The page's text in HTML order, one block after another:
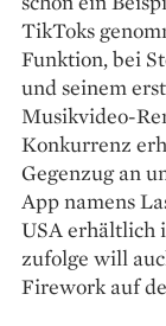
TikToks
Funktion, bei
und seinem
Musik­video-
Konkurrenz
Gegenzug an
App namens
USA erhältlich
zufolge will
Firework auf